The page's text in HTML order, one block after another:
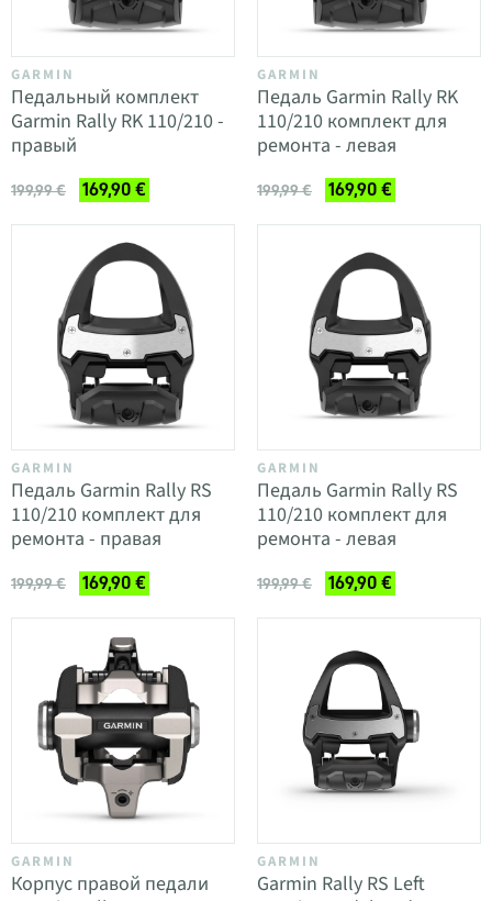
GARMIN
Педальный комплект
Garmin Rally RK 110/210 -
правый
199,99 € 169,90 €
GARMIN
Педаль Garmin Rally RK
110/210 комплект для
ремонта - левая
199,99 € 169,90 €
GARMIN
Педаль Garmin Rally RS
110/210 комплект для
ремонта - правая
199,99 € 169,90 €
GARMIN
Педаль Garmin Rally RS
110/210 комплект для
ремонта - левая
199,99 € 169,90 €
GARMIN
Корпус правой педали
GARMIN
Garmin Rally RS Left